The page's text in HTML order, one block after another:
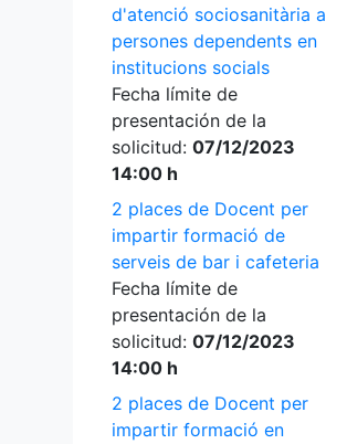
d'atenció sociosanitària a
persones dependents en
institucions socials
Fecha límite de
presentación de la
solicitud: 07/12/2023
14:00 h
2 places de Docent per
impartir formació de
serveis de bar i cafeteria
Fecha límite de
presentación de la
solicitud: 07/12/2023
14:00 h
2 places de Docent per
impartir formació en